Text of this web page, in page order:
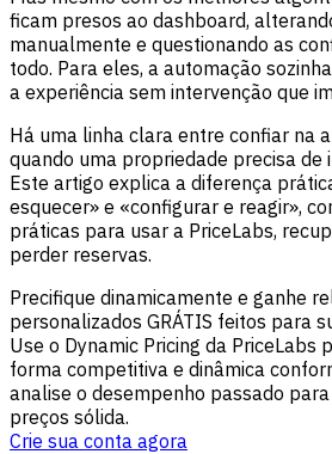
ficam presos ao dashboard,
manualmente e questionando as
todo. Para eles, a automação
a experiência sem intervenção que
Há uma linha clara entre confiar na
quando uma propriedade precisa de
Este artigo explica a diferença
esquecer» e «configurar e reagir»,
práticas para usar a PriceLabs,
perder reservas.
Precifique dinamicamente e ganhe
personalizados GRÁTIS feitos para
Use o Dynamic Pricing da PriceLabs
forma competitiva e dinâmica
analise o desempenho passado
preços sólida.
Crie sua conta agora